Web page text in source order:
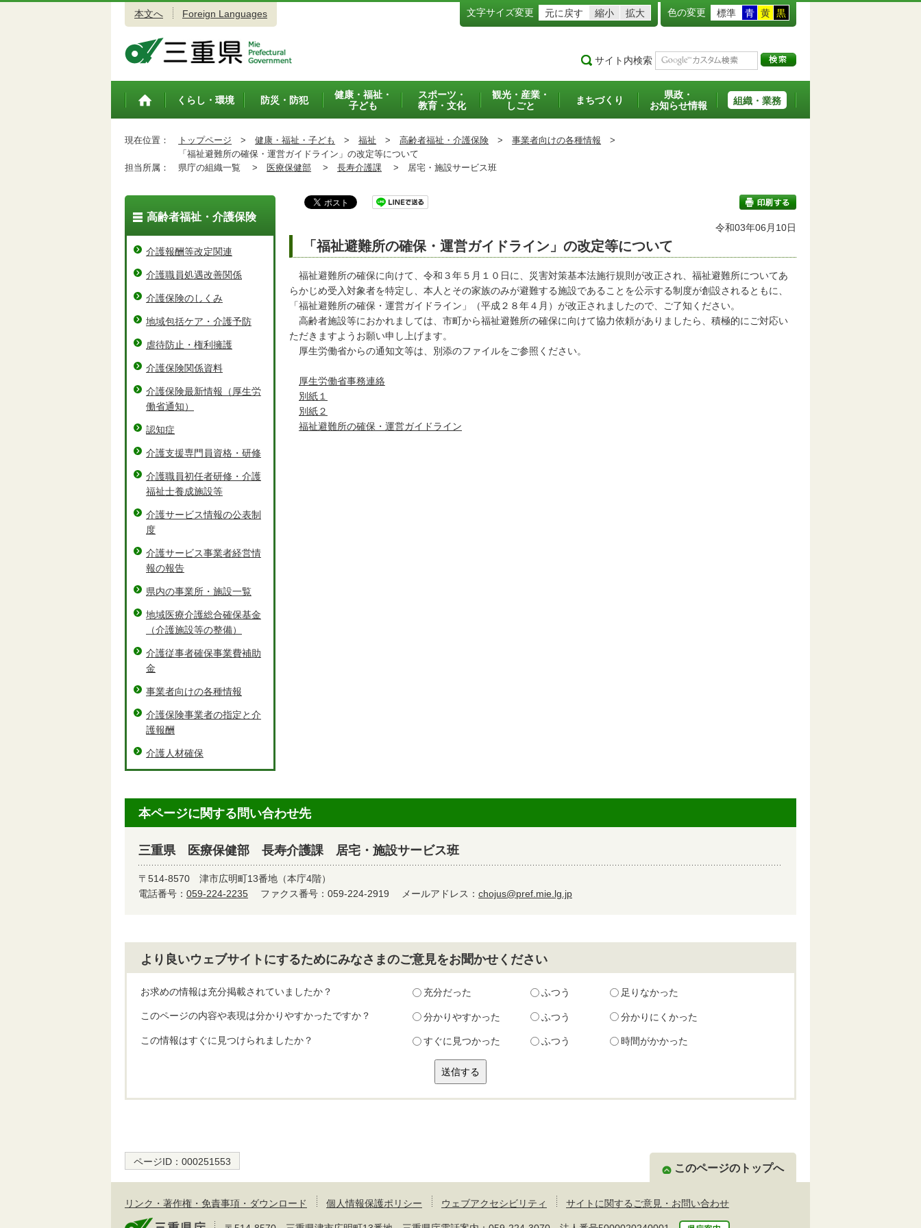
本文へ Foreign Languages 文字サイズ変更 元に戻す 縮小 拡大 色の変更 標準 青 黄 黒
サイト内検索
トップペ
くらし・環境 防災・防犯
健康・福祉・
子ども
スポーツ・
教育・文化
観光・産業・
しごと
まちづくり
県政・
お知らせ情報
組織・業務
現在位置： トップページ > 健康・福祉・子ども > 福祉 > 高齢者福祉・介護保険 > 事業者向けの各種情報 >
「福祉避難所の確保・運営ガイドライン」の改定等について
担当所属：
県庁の組織一覧 > 医療保健部 > 長寿介護課 > 居宅・施設サービス班
印刷する
令和03年06月10日
「福祉避難所の確保・運営ガイドライン」の改定等について
福祉避難所の確保に向けて、令和３年５月１０日に、災害対策基本法施行規則が改正され、福祉避難所についてあ
らかじめ受入対象者を特定し、本人とその家族のみが避難する施設であることを公示する制度が創設されるともに、
「福祉避難所の確保・運営ガイドライン」（平成２８年４月）が改正されましたので、ご了知ください。
高齢者施設等におかれましては、市町から福祉避難所の確保に向けて協力依頼がありましたら、積極的にご対応い
ただきますようお願い申し上げます。
厚生労働省からの通知文等は、別添のファイルをご参照ください。
厚生労働省事務連絡
別紙１
別紙２
福祉避難所の確保・運営ガイドライン
高齢者福祉・介護保険
介護報酬等改定関連
介護職員処遇改善関係
介護保険のしくみ
地域包括ケア・介護予防
虐待防止・権利擁護
介護保険関係資料
介護保険最新情報（厚生労
働省通知）
認知症
介護支援専門員資格・研修
介護職員初任者研修・介護
福祉士養成施設等
介護サービス情報の公表制
度
介護サービス事業者経営情
報の報告
県内の事業所・施設一覧
地域医療介護総合確保基金
（介護施設等の整備）
介護従事者確保事業費補助
金
事業者向けの各種情報
介護保険事業者の指定と介
護報酬
介護人材確保
本ページに関する問い合わせ先
三重県 医療保健部 長寿介護課 居宅・施設サービス班
〒514-8570 津市広明町13番地（本庁4階）
電話番号： 059-224-2235 ファクス番号：059-224-2919 メールアドレス： chojus@pref.mie.lg.jp
より良いウェブサイトにするためにみなさまのご意見をお聞かせください
お求めの情報は充分掲載されていましたか？ 充分だった ふつう 足りなかった
このページの内容や表現は分かりやすかったですか？ 分かりやすかった ふつう 分かりにくかった
この情報はすぐに見つけられましたか？ すぐに見つかった ふつう 時間がかかった
ページID： 000251553
このページのトップへ
リンク・著作権・免責事項・ダウンロード 個人情報保護ポリシー ウェブアクセシビリティ サイトに関するご意見・お問い合わせ